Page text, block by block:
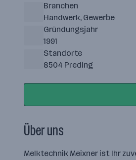
Branchen
Handwerk, Gewerbe
Gründungsjahr
1991
Standorte
8504 Preding
Über uns
Melktechnik Meixner ist Ihr